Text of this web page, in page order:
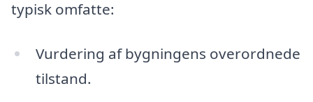
typisk omfatte:
Vurdering af bygningens overordnede
tilstand.